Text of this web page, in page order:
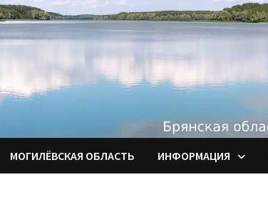
МОГИЛЁВСКАЯ ОБЛАСТЬ ИНФОРМАЦИЯ